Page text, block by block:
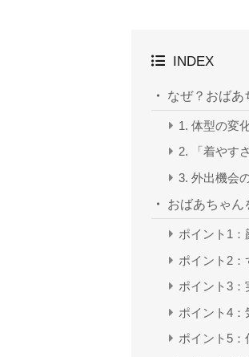
INDEX
なぜ？おばあ
1. 体型の変
2. 「着やす
3. 外出機会
おばあちゃん
ポイント1：
ポイント2：
ポイント3：
ポイント4：
ポイント5